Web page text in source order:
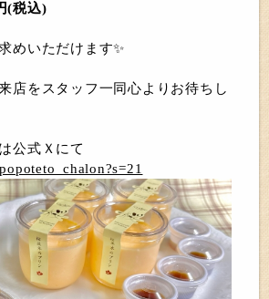
税込)
めいただけます✨
店をスタッフ一同心よりお待ちし
公式Ｘにて